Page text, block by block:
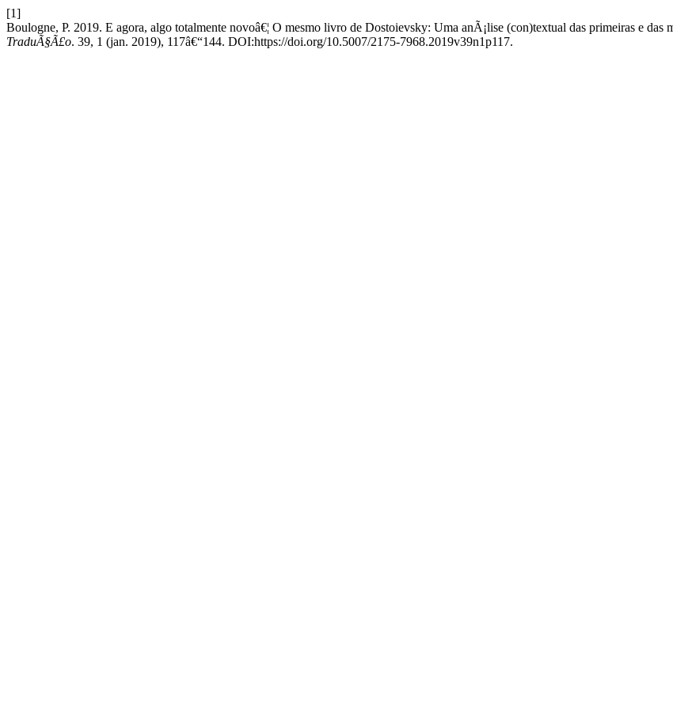
[1]
Boulogne, P. 2019. E agora, algo totalmente novoâ€¦ O mesmo livro de Dostoievsky: Uma anÃ¡lise (con)textual das primeiras e
TraduÃ§Ã£o. 39, 1 (jan. 2019), 117â€“144. DOI:https://doi.org/10.5007/2175-7968.2019v39n1p117.